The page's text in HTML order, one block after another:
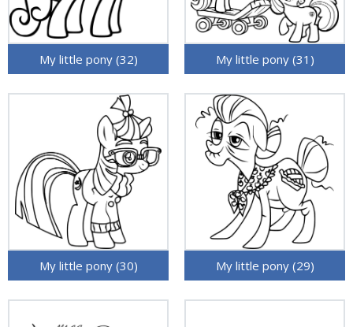
My little pony (32) My little pony (31)
My little pony (30) My little pony (29)